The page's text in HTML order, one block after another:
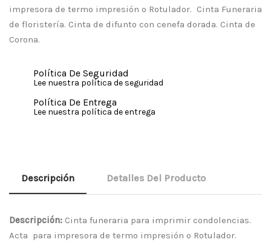
impresora de termo impresión o Rotulador. Cinta Funeraria
de floristería. Cinta de difunto con cenefa dorada. Cinta de
Corona.
Política De Seguridad
Lee nuestra política de seguridad
Política De Entrega
Lee nuestra política de entrega
Descripción Detalles Del Producto
Descripción: Cinta funeraria para imprimir condolencias.
Acta para impresora de termo impresión o Rotulador.